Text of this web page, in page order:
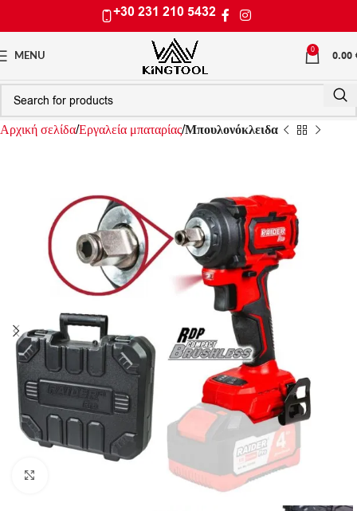
+30 231 210 5432
MENU
0 0.00
Αρχική σελίδαΕργαλεία μπαταρίαςΜπουλονόκλειδα